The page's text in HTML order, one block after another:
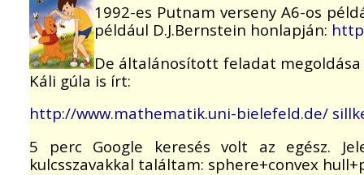
1992-es Putnam verseny A6-os
például D.J.Bernstein honlapján:
De általánosított feladat
Káli gúla is írt:
http://www.mathematik.uni-bielefeld.de/
5 perc Google keresés volt az egész.
kulcsszavakkal találtam: sphere+convex